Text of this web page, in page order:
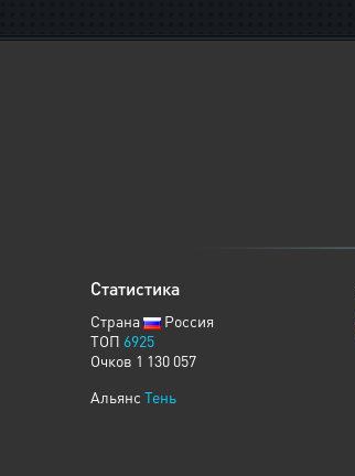
Статистика
Страна
Россия
ТОП 6925
Очков 1 130 057
Альянс Тень